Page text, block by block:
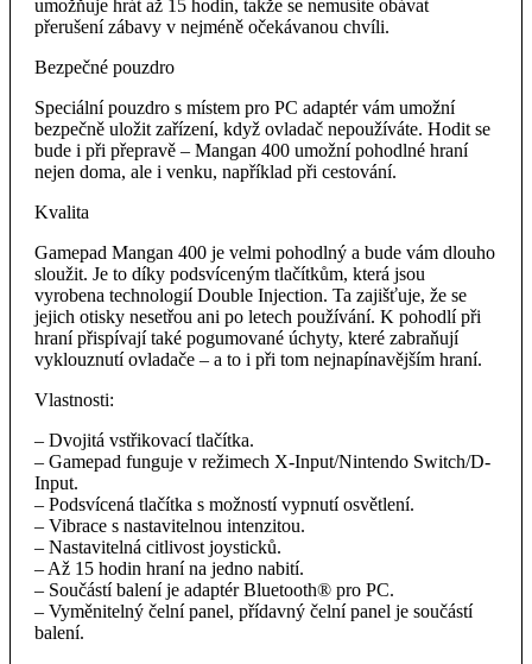
umožňuje hrát až 15 hodin, takže se nemusíte obávat
přerušení zábavy v nejméně očekávanou chvíli.
Bezpečné pouzdro
Speciální pouzdro s místem pro PC adaptér vám umožní
bezpečně uložit zařízení, když ovladač nepoužíváte. Hodit se
bude i při přepravě – Mangan 400 umožní pohodlné hraní
nejen doma, ale i venku, například při cestování.
Kvalita
Gamepad Mangan 400 je velmi pohodlný a bude vám dlouho
sloužit. Je to díky podsvíceným tlačítkům, která jsou
vyrobena technologií Double Injection. Ta zajišťuje, že se
jejich otisky nesetřou ani po letech používání. K pohodlí při
hraní přispívají také pogumované úchyty, které zabraňují
vyklouznutí ovladače – a to i při tom nejnapínavějším hraní.
Vlastnosti:
– Dvojitá vstřikovací tlačítka.
– Gamepad funguje v režimech X-Input/Nintendo Switch/D-
Input.
– Podsvícená tlačítka s možností vypnutí osvětlení.
– Vibrace s nastavitelnou intenzitou.
– Nastavitelná citlivost joysticků.
– Až 15 hodin hraní na jedno nabití.
– Součástí balení je adaptér Bluetooth® pro PC.
– Vyměnitelný čelní panel, přídavný čelní panel je součástí
balení.